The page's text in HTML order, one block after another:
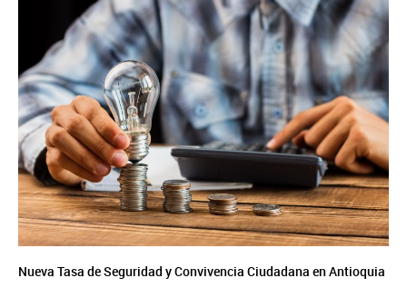
Nueva Tasa de Seguridad y Convivencia Ciudadana en Antioquia